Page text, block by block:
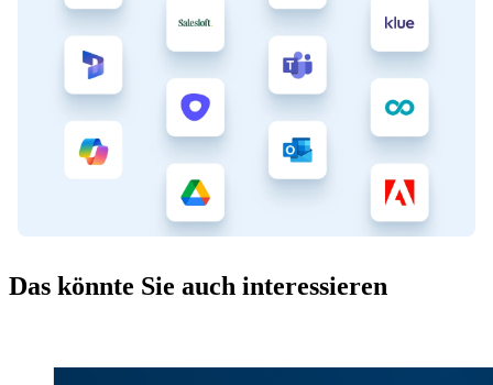
Das könnte Sie auch interessieren